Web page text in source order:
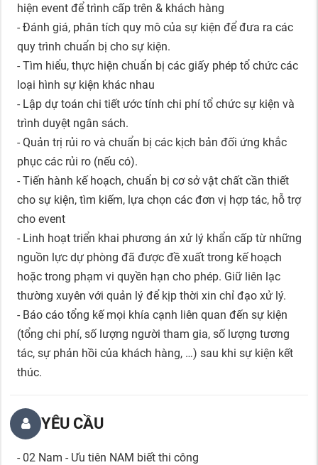
hiện event để trình cấp trên & khách hàng
- Đánh giá, phân tích quy mô của sự kiện để đưa ra các
quy trình chuẩn bị cho sự kiện.
- Tìm hiểu, thực hiện chuẩn bị các giấy phép tổ chức các
loại hình sự kiện khác nhau
- Lập dự toán chi tiết ước tính chi phí tổ chức sự kiện và
trình duyệt ngân sách.
- Quản trị rủi ro và chuẩn bị các kịch bản đối ứng khắc
phục các rủi ro (nếu có).
- Tiến hành kế hoạch, chuẩn bị cơ sở vật chất cần thiết
cho sự kiện, tìm kiếm, lựa chọn các đơn vị hợp tác, hỗ trợ
cho event
- Linh hoạt triển khai phương án xử lý khẩn cấp từ những
nguồn lực dự phòng đã được đề xuất trong kế hoạch
hoặc trong phạm vi quyền hạn cho phép. Giữ liên lạc
thường xuyên với quản lý để kịp thời xin chỉ đạo xử lý.
- Báo cáo tổng kế mọi khía cạnh liên quan đến sự kiện
(tổng chi phí, số lượng người tham gia, số lượng tương
tác, sự phản hồi của khách hàng, …) sau khi sự kiện kết
thúc.
YÊU CẦU
- 02 Nam - Ưu tiên NAM biết thi công